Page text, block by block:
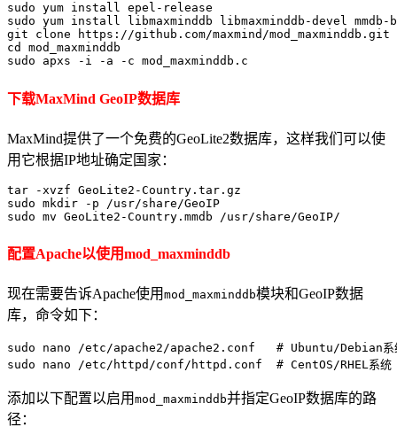
sudo yum install epel-release
sudo yum install libmaxminddb libmaxminddb-devel
git clone https://github.com/maxmind/mod_maxminddb.git
cd mod_maxminddb
sudo apxs -i -a -c mod_maxminddb.c
下载MaxMind GeoIP数据库
MaxMind提供了一个免费的GeoLite2数据库，这样我们可以使
用它根据IP地址确定国家：
tar -xvzf GeoLite2-Country.tar.gz
sudo mkdir -p /usr/share/GeoIP
sudo mv GeoLite2-Country.mmdb /usr/share/GeoIP/
配置Apache以使用mod_maxminddb
现在需要告诉Apache使用 mod_maxminddb模块和GeoIP数据
库，命令如下：
sudo nano /etc/apache2/apache2.conf   # Ubuntu/Debian系
sudo nano /etc/httpd/conf/httpd.conf  # CentOS/RHEL系统
添加以下配置以启用 mod_maxminddb并指定GeoIP数据库的路
径：